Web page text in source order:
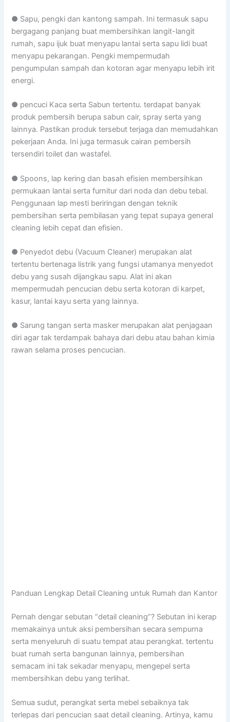
● Sapu, pengki dan kantong sampah. Ini termasuk sapu
bergagang panjang buat membersihkan langit-langit
rumah, sapu ijuk buat menyapu lantai serta sapu lidi buat
menyapu pekarangan. Pengki mempermudah
pengumpulan sampah dan kotoran agar menyapu lebih irit
energi.
● pencuci Kaca serta Sabun tertentu. terdapat banyak
produk pembersih berupa sabun cair, spray serta yang
lainnya. Pastikan produk tersebut terjaga dan memudahkan
pekerjaan Anda. Ini juga termasuk cairan pembersih
tersendiri toilet dan wastafel.
● Spoons, lap kering dan basah efisien membersihkan
permukaan lantai serta furnitur dari noda dan debu tebal.
Penggunaan lap mesti beriringan dengan teknik
pembersihan serta pembilasan yang tepat supaya general
cleaning lebih cepat dan efisien.
● Penyedot debu (Vacuum Cleaner) merupakan alat
tertentu bertenaga listrik yang fungsi utamanya menyedot
debu yang susah dijangkau sapu. Alat ini akan
mempermudah pencucian debu serta kotoran di karpet,
kasur, lantai kayu serta yang lainnya.
● Sarung tangan serta masker merupakan alat penjagaan
diri agar tak terdampak bahaya dari debu atau bahan kimia
rawan selama proses pencucian.
Panduan Lengkap Detail Cleaning untuk Rumah dan Kantor
Pernah dengar sebutan “detail cleaning”? Sebutan ini kerap
memakainya untuk aksi pembersihan secara sempurna
serta menyeluruh di suatu tempat atau perangkat. tertentu
buat rumah serta bangunan lainnya, pembersihan
semacam ini tak sekadar menyapu, mengepel serta
membersihkan debu yang terlihat.
Semua sudut, perangkat serta mebel sebaiknya tak
terlepas dari pencucian saat detail cleaning. Artinya, kamu